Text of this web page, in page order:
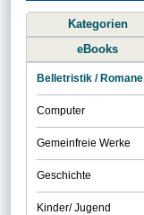
Kategorien
eBooks
Belletristik / Romane
Computer
Gemeinfreie Werke
Geschichte
Kinder/ Jugend